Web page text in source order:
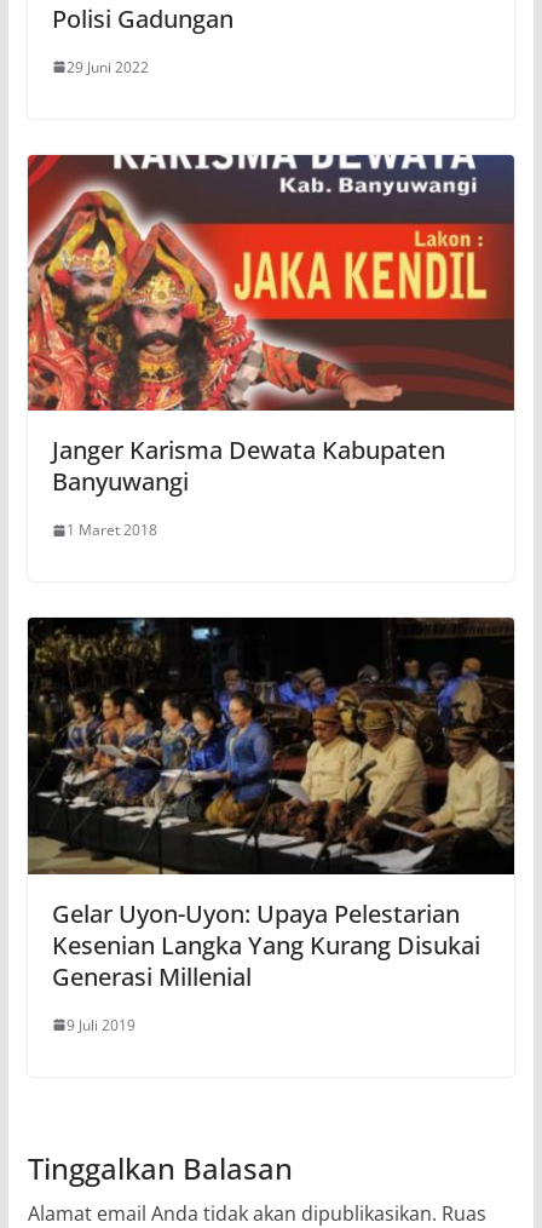
Polisi Gadungan
29 Juni 2022
Janger Karisma Dewata Kabupaten
Banyuwangi
1 Maret 2018
Gelar Uyon-Uyon: Upaya Pelestarian
Kesenian Langka Yang Kurang Disukai
Generasi Millenial
9 Juli 2019
Tinggalkan Balasan
Alamat email Anda tidak akan dipublikasikan. Ruas